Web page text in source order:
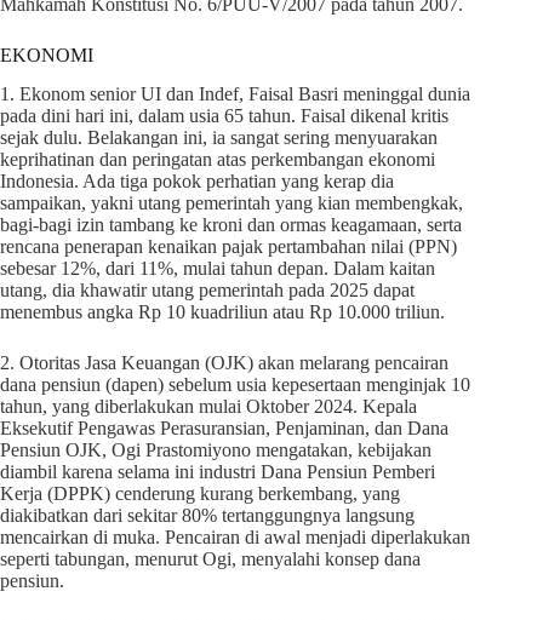
EKONOMI
1. Ekonom senior UI dan Indef, Faisal Basri meninggal dunia
pada dini hari ini, dalam usia 65 tahun. Faisal dikenal kritis
sejak dulu. Belakangan ini, ia sangat sering menyuarakan
keprihatinan dan peringatan atas perkembangan ekonomi
Indonesia. Ada tiga pokok perhatian yang kerap dia
sampaikan, yakni utang pemerintah yang kian membengkak,
bagi-bagi izin tambang ke kroni dan ormas keagamaan, serta
rencana penerapan kenaikan pajak pertambahan nilai (PPN)
sebesar 12%, dari 11%, mulai tahun depan. Dalam kaitan
utang, dia khawatir utang pemerintah pada 2025 dapat
menembus angka Rp 10 kuadriliun atau Rp 10.000 triliun.
2. Otoritas Jasa Keuangan (OJK) akan melarang pencairan
dana pensiun (dapen) sebelum usia kepesertaan menginjak 10
tahun, yang diberlakukan mulai Oktober 2024. Kepala
Eksekutif Pengawas Perasuransian, Penjaminan, dan Dana
Pensiun OJK, Ogi Prastomiyono mengatakan, kebijakan
diambil karena selama ini industri Dana Pensiun Pemberi
Kerja (DPPK) cenderung kurang berkembang, yang
diakibatkan dari sekitar 80% tertanggungnya langsung
mencairkan di muka. Pencairan di awal menjadi diperlakukan
seperti tabungan, menurut Ogi, menyalahi konsep dana
pensiun.